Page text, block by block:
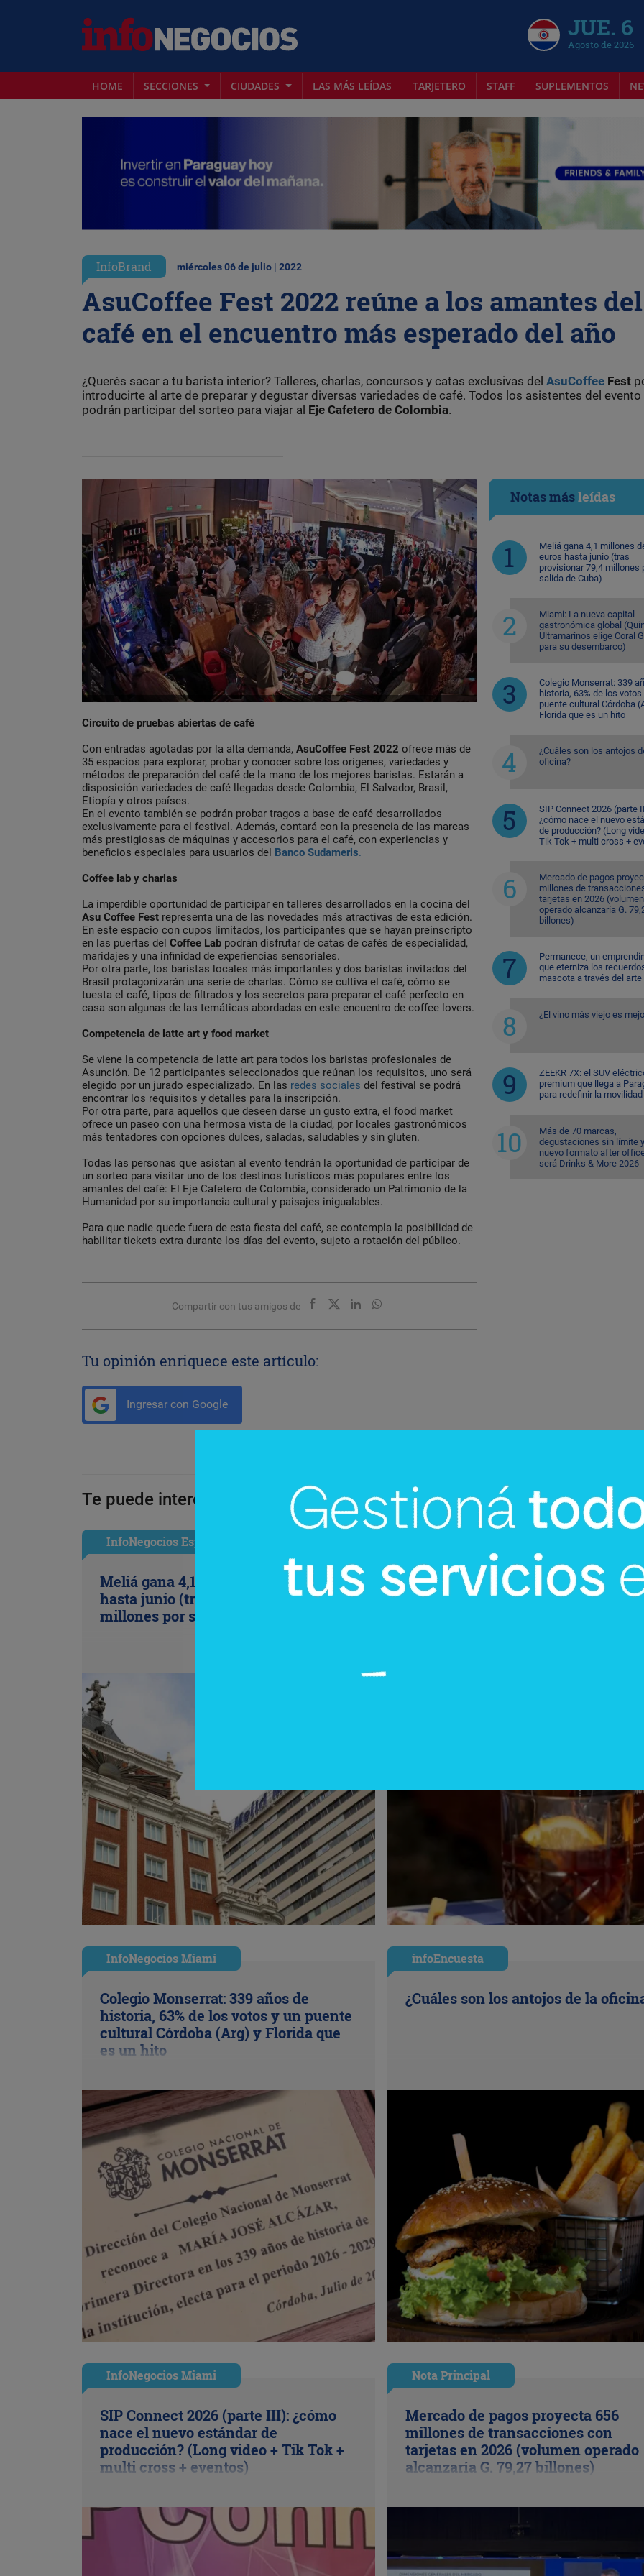
JUE. 6
Agosto de 2026
HOME SECCIONES CIUDADES LAS MÁS LEÍDAS TARJETERO STAFF SUPLEMENTOS
InfoBrand miércoles 06 de julio | 2022
AsuCoffee Fest 2022 reúne a los amantes del
café en el encuentro más esperado del año
¿Querés sacar a tu barista interior? Talleres, charlas, concursos y catas exclusivas del AsuCoffee Fest
introducirte al arte de preparar y degustar diversas variedades de café. Todos los asistentes del evento
podrán participar del sorteo para viajar al Eje Cafetero de Colombia.
Circuito de pruebas abiertas de café
Con entradas agotadas por la alta demanda, AsuCoffee Fest 2022 ofrece más de
35 espacios para explorar, probar y conocer sobre los orígenes, variedades y
métodos de preparación del café de la mano de los mejores baristas. Estarán a
disposición variedades de café llegadas desde Colombia, El Salvador, Brasil,
Etiopía y otros países.
En el evento también se podrán probar tragos a base de café desarrollados
exclusivamente para el festival. Además, contará con la presencia de las marcas
más prestigiosas de máquinas y accesorios para el café, con experiencias y
beneficios especiales para usuarios del Banco Sudameris.
Coffee lab y charlas
La imperdible oportunidad de participar en talleres desarrollados en la cocina del
Asu Coffee Fest representa una de las novedades más atractivas de esta edición.
En este espacio con cupos limitados, los participantes que se hayan preinscripto
en las puertas del Coffee Lab podrán disfrutar de catas de cafés de especialidad,
maridajes y una infinidad de experiencias sensoriales.
Por otra parte, los baristas locales más importantes y dos baristas invitados del
Brasil protagonizarán una serie de charlas. Cómo se cultiva el café, cómo se
tuesta el café, tipos de filtrados y los secretos para preparar el café perfecto en
casa son algunas de las temáticas abordadas en este encuentro de coffee lovers.
Competencia de latte art y food market
Se viene la competencia de latte art para todos los baristas profesionales de
Asunción. De 12 participantes seleccionados que reúnan los requisitos, uno será
elegido por un jurado especializado. En las redes sociales del festival se podrá
encontrar los requisitos y detalles para la inscripción.
Por otra parte, para aquellos que deseen darse un gusto extra, el food market
ofrece un paseo con una hermosa vista de la ciudad, por locales gastronómicos
más tentadores con opciones dulces, saladas, saludables y sin gluten.
Todas las personas que asistan al evento tendrán la oportunidad de participar de
un sorteo para visitar uno de los destinos turísticos más populares entre los
amantes del café: El Eje Cafetero de Colombia, considerado un Patrimonio de la
Humanidad por su importancia cultural y paisajes inigualables.
Para que nadie quede fuera de esta fiesta del café, se contempla la posibilidad de
habilitar tickets extra durante los días del evento, sujeto a rotación del público.
Compartir con tus amigos de
Tu opinión enriquece este artículo:
Ingresar con Google
Notas másleídas
Meliá gana 4,1 millones
euros hasta junio (tras
provisionar 79,4 millones
salida de Cuba)
Miami: La nueva capital
gastronómica global
Ultramarinos elige Coral
para su desembarco)
Colegio Monserrat: 339
historia, 63% de los votos
puente cultural Córdoba
Florida que es un hito
¿Cuáles son los antojos
oficina?
SIP Connect 2026 (parte
¿cómo nace el nuevo
de producción? (Long
Tik Tok + multi cross +
Mercado de pagos
millones de
tarjetas en 2026 (volumen
operado alcanzaría G.
billones)
Permanece, un
que eterniza los
mascota a través del arte
¿El vino más viejo es
ZEEKR 7X: el SUV
premium que llega a
para redefinir la movilidad
Más de 70 marcas,
degustaciones sin límite
nuevo formato after
será Drinks & More 2026
Te puede interesar:
InfoNegocios España
Meliá gana 4,1 millones de euros
hasta junio (tras provisionar 79,4
millones por su salida de Cuba)
Miami: La nueva capital
gastronómica global (Quintín
InfoNegocios Miami
Colegio Monserrat: 339 años de
historia, 63% de los votos y un puente
cultural Córdoba (Arg) y Florida que
es un hito
infoEncuesta
¿Cuáles son los antojos de la
InfoNegocios Miami
SIP Connect 2026 (parte III): ¿cómo
nace el nuevo estándar de
producción? (Long video + Tik Tok +
multi cross + eventos)
Nota Principal
Mercado de pagos proyecta 656
millones de transacciones con
tarjetas en 2026 (volumen operado
alcanzaría G. 79,27 billones)